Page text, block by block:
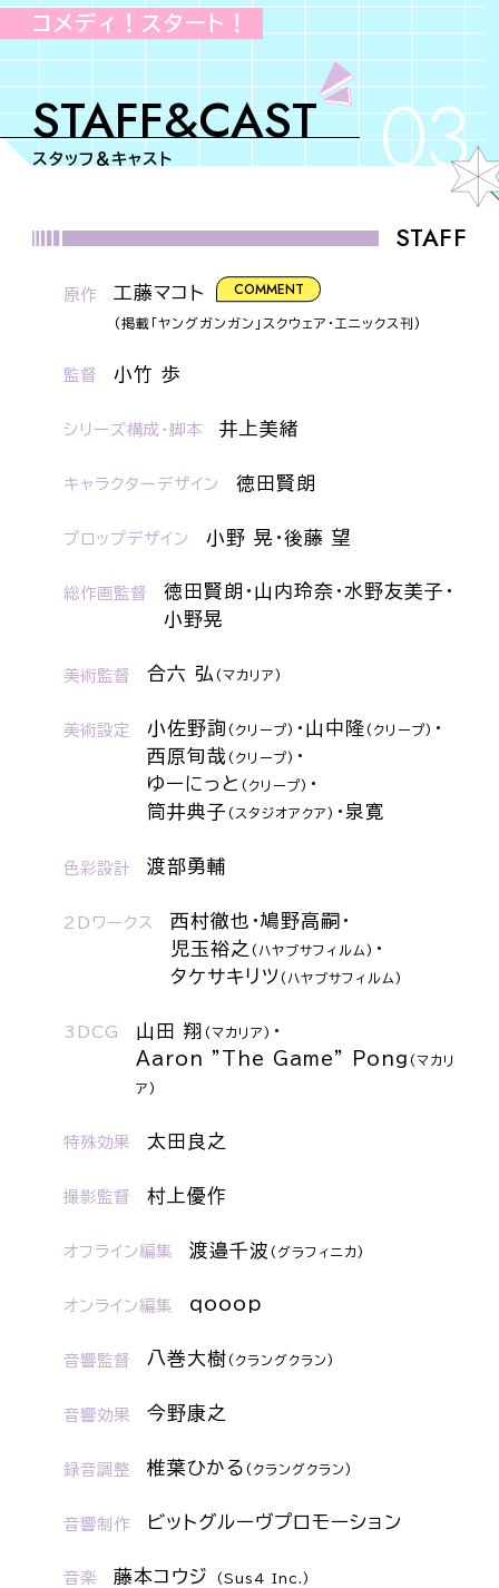
コメディ！スタート！
03
STAFF&CAST
スタッフ＆キャスト
STAFF
原作 工藤マコト COMMENT
(掲載「ヤングガンガン」スクウェア・エニックス刊)
監督 小竹 歩
シリーズ構成・脚本 井上美緒
キャラクターデザイン 徳田賢朗
プロップデザイン 小野 晃・後藤 望
総作画監督 徳田賢朗・ 山内玲奈・水野友美子・
小野晃
美術監督 合六 弘 (マカリア)
美術設定 小佐野詢 (クリープ) ・ 山中隆(クリープ) ・
西原旬哉 (クリープ) ・
ゆーにっと (クリープ) ・
筒井典子 (スタジオアクア) ・ 泉寛
色彩設計 渡部勇輔
2Dワークス 西村徹也・鳩野高嗣・
児玉裕之 (ハヤブサフィルム) ・
タケサキリツ (ハヤブサフィルム)
3DCG 山田 翔 (マカリア) ・
Aaron "The Game" Pong (マカリ
ア)
特殊効果 太田良之
撮影監督 村上優作
オフライン編集 渡邉千波 (グラフィニカ)
オンライン編集 qooop
音響監督 八巻大樹(クラングクラン)
音響効果 今野康之
録音調整 椎葉ひかる (クラングクラン)
音響制作 ビットグルーヴプロモーション
音楽 藤本コウジ (Sus4 Inc.)